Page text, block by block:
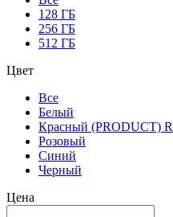
128 ГБ
256 ГБ
512 ГБ
Цвет
Все
Белый
Красный (PRODUCT)
Розовый
Синий
Черный
Цена